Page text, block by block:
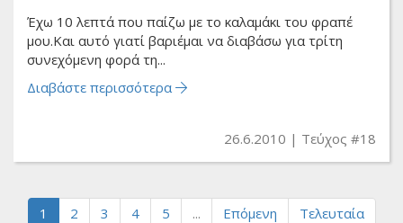
Έχω 10 λεπτά που παίζω με το καλαμάκι του φραπέ
μου.Και αυτό γιατί βαριέμαι να διαβάσω για τρίτη
συνεχόμενη φορά τη...
Διαβάστε περισσότερα
26.6.2010 Τεύχος #18
1 2 3 4 5 ... Επόμενη Τελευταία